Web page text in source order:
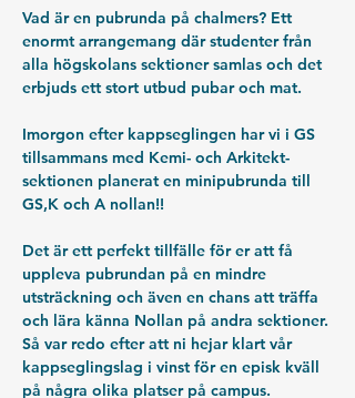
Vad är en pubrunda på chalmers? Ett
enormt arrangemang där studenter från
alla högskolans sektioner samlas och det
erbjuds ett stort utbud pubar och mat.
Imorgon efter kappseglingen har vi i GS
tillsammans med Kemi- och Arkitekt-
sektionen planerat en minipubrunda till
GS,K och A nollan!!
Det är ett perfekt tillfälle för er att få
uppleva pubrundan på en mindre
utsträckning och även en chans att träffa
och lära känna Nollan på andra sektioner.
Så var redo efter att ni hejar klart vår
kappseglingslag i vinst för en episk kväll
på några olika platser på campus.